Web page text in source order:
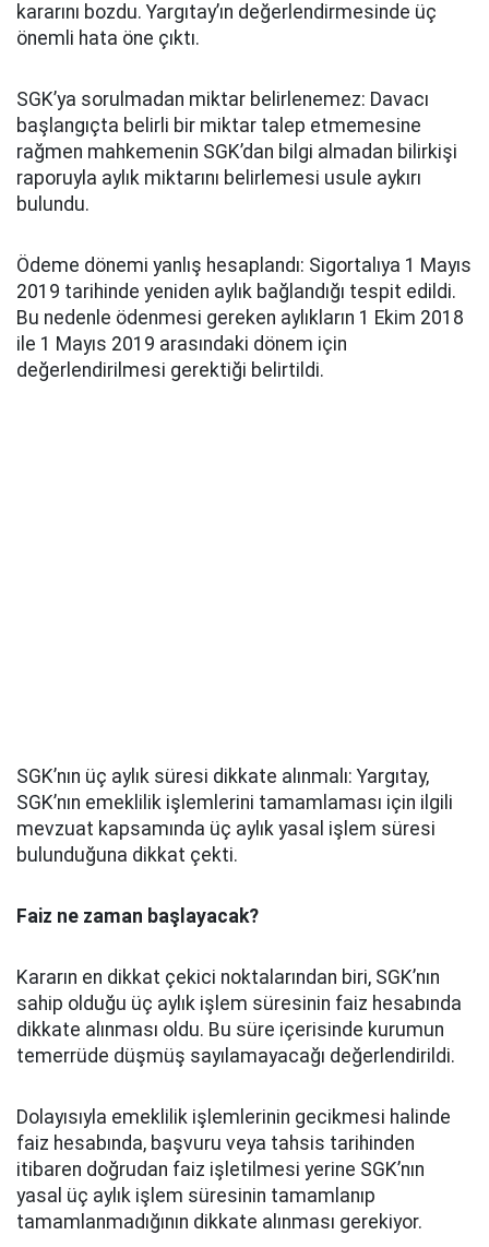
kararını bozdu. Yargıtay’ın değerlendirmesinde üç
önemli hata öne çıktı.
SGK’ya sorulmadan miktar belirlenemez: Davacı
başlangıçta belirli bir miktar talep etmemesine
rağmen mahkemenin SGK’dan bilgi almadan bilirkişi
raporuyla aylık miktarını belirlemesi usule aykırı
bulundu.
Ödeme dönemi yanlış hesaplandı: Sigortalıya 1 Mayıs
2019 tarihinde yeniden aylık bağlandığı tespit edildi.
Bu nedenle ödenmesi gereken aylıkların 1 Ekim 2018
ile 1 Mayıs 2019 arasındaki dönem için
değerlendirilmesi gerektiği belirtildi.
SGK’nın üç aylık süresi dikkate alınmalı: Yargıtay,
SGK’nın emeklilik işlemlerini tamamlaması için ilgili
mevzuat kapsamında üç aylık yasal işlem süresi
bulunduğuna dikkat çekti.
Faiz ne zaman başlayacak?
Kararın en dikkat çekici noktalarından biri, SGK’nın
sahip olduğu üç aylık işlem süresinin faiz hesabında
dikkate alınması oldu. Bu süre içerisinde kurumun
temerrüde düşmüş sayılamayacağı değerlendirildi.
Dolayısıyla emeklilik işlemlerinin gecikmesi halinde
faiz hesabında, başvuru veya tahsis tarihinden
itibaren doğrudan faiz işletilmesi yerine SGK’nın
yasal üç aylık işlem süresinin tamamlanıp
tamamlanmadığının dikkate alınması gerekiyor.